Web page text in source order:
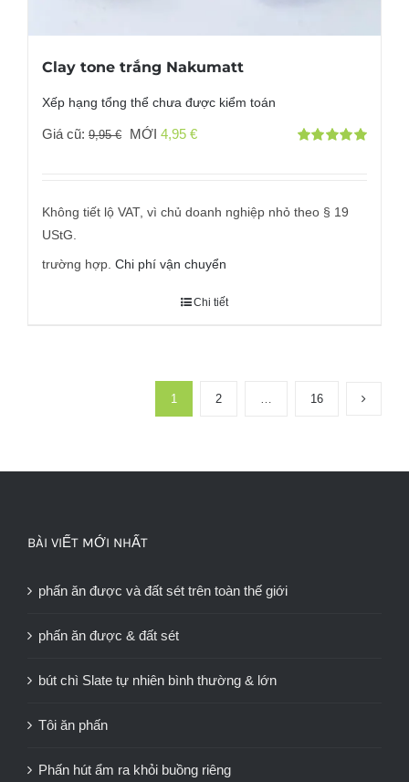
Clay tone trắng Nakumatt
Xếp hạng tổng thể chưa được kiểm toán
Giá cũ: 9,95€
Giá
9,95 €
MỚI 4,95 €Giá
là:
Không tiết lộ VAT, vì chủ doanh nghiệp nhỏ theo § 19
UStG.
trường hợp. Chi phí vận chuyển
Chi tiết
1 2 16
BÀI VIẾT MỚI NHẤT
phấn ăn được và đất sét trên toàn thế giới
phấn ăn được & đất sét
bút chì Slate tự nhiên bình thường & lớn
Tôi ăn phấn
Phấn hút ẩm ra khỏi buồng riêng